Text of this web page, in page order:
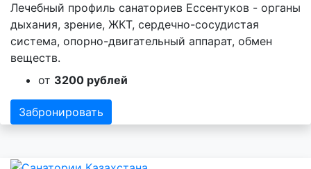
Лечебный профиль санаториев Ессентуков - органы
дыхания, зрение, ЖКТ, сердечно-сосудистая
система, опорно-двигательный аппарат, обмен
веществ.
от 3200 рублей
Забронировать